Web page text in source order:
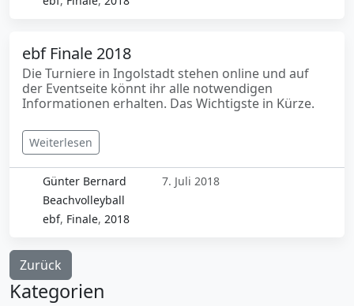
ebf Finale 2018
Die Turniere in Ingolstadt stehen online und auf
der Eventseite könnt ihr alle notwendigen
Informationen erhalten. Das Wichtigste in Kürze.
Weiterlesen
Günter Bernard
7. Juli 2018
Beachvolleyball
ebf, Finale, 2018
Zurück
Kategorien